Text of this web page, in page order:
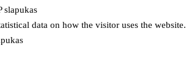
slapukas
data on how the visitor uses the website.